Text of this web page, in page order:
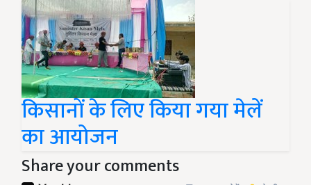
किसानों के लिए किया गया मेलें
का आयोजन
Share your comments